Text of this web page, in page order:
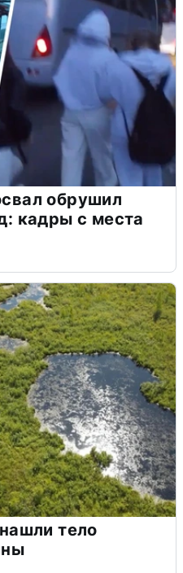
обрушил
кадры с места
тело